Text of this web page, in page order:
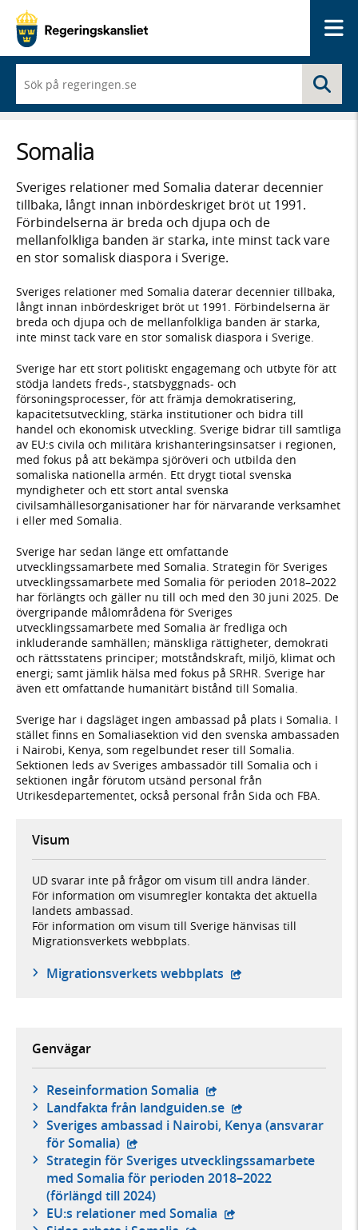
du
börjar
skriva
framträder
en
med
sökförslag
Somalia
Sveriges relationer med Somalia daterar decennier
tillbaka, långt innan inbördeskriget bröt ut 1991.
Förbindelserna är breda och djupa och de
mellanfolkliga banden är starka, inte minst tack vare
en stor somalisk diaspora i Sverige.
Sveriges relationer med Somalia daterar decennier tillbaka,
långt innan inbördeskriget bröt ut 1991. Förbindelserna är
breda och djupa och de mellanfolkliga banden är starka,
inte minst tack vare en stor somalisk diaspora i Sverige.
Sverige har ett stort politiskt engagemang och utbyte för att
stödja landets freds-, statsbyggnads- och
försoningsprocesser, för att främja demokratisering,
kapacitetsutveckling, stärka institutioner och bidra till
handel och ekonomisk utveckling. Sverige bidrar till samtliga
av EU:s civila och militära krishanteringsinsatser i regionen,
med fokus på att bekämpa sjöröveri och utbilda den
somaliska nationella armén. Ett drygt tiotal svenska
myndigheter och ett stort antal svenska
civilsamhällesorganisationer har för närvarande verksamhet
i eller med Somalia.
Sverige har sedan länge ett omfattande
utvecklingssamarbete med Somalia. Strategin för Sveriges
utvecklingssamarbete med Somalia för perioden 2018–2022
har förlängts och gäller nu till och med den 30 juni 2025. De
övergripande målområdena för Sveriges
utvecklingssamarbete med Somalia är fredliga och
inkluderande samhällen; mänskliga rättigheter, demokrati
och rättsstatens principer; motståndskraft, miljö, klimat och
energi; samt jämlik hälsa med fokus på SRHR. Sverige har
även ett omfattande humanitärt bistånd till Somalia.
Sverige har i dagsläget ingen ambassad på plats i Somalia. I
stället finns en Somaliasektion vid den svenska ambassaden
i Nairobi, Kenya, som regelbundet reser till Somalia.
Sektionen leds av Sveriges ambassadör till Somalia och i
sektionen ingår förutom utsänd personal från
Utrikesdepartementet, också personal från Sida och FBA.
Visum
UD svarar inte på frågor om visum till andra länder.
För information om visumregler kontakta det aktuella
landets ambassad.
För information om visum till Sverige hänvisas till
Migrationsverkets webbplats.
Migrationsverkets webbplats - öppnas i ny flik,
Genvägar
Reseinformation Somalia - extern webbplats,
Landfakta från landguiden.se - extern webbplats,
Sveriges ambassad i Nairobi, Kenya (ansvarar
för Somalia) - extern webbplats,
Strategin för Sveriges utvecklingssamarbete
med Somalia för perioden 2018–2022
(förlängd till 2024)
EU:s relationer med Somalia - extern webbplats,